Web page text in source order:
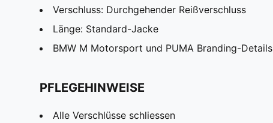
Verschluss: Durchgehender Reißverschluss
Länge: Standard-Jacke
BMW M Motorsport und PUMA Branding-Details
PFLEGEHINWEISE
Alle Verschlüsse schliessen